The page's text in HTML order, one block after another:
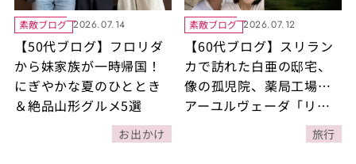
素敵ブログ 2026.07.14
【50代ブログ】フロリダ
から妹家族が一時帰国！
にぎやかな夏のひととき
＆絶品山形グルメ5選
お出かけ
素敵ブログ 2026.07.12
【60代ブログ】スリラン
カで訪れた白亜の邸宅、
像の孤児院、薬局工場…
アーユルヴェーダ「リト
リート旅」〈パート１〉
旅行